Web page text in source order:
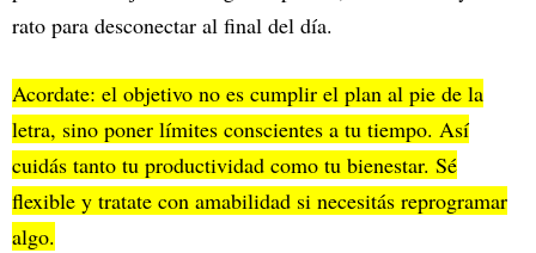
rato para desconectar al final del día.
Acordate: el objetivo no es cumplir el plan al pie de la
letra, sino poner límites conscientes a tu tiempo. Así
cuidás tanto tu productividad como tu bienestar. Sé
flexible y tratate con amabilidad si necesitás reprogramar
algo.